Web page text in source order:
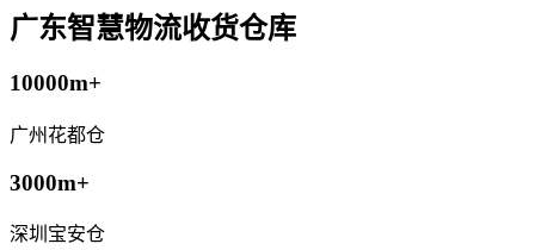
广东智慧物流收货仓库
10000m+
广州花都仓
3000m+
深圳宝安仓